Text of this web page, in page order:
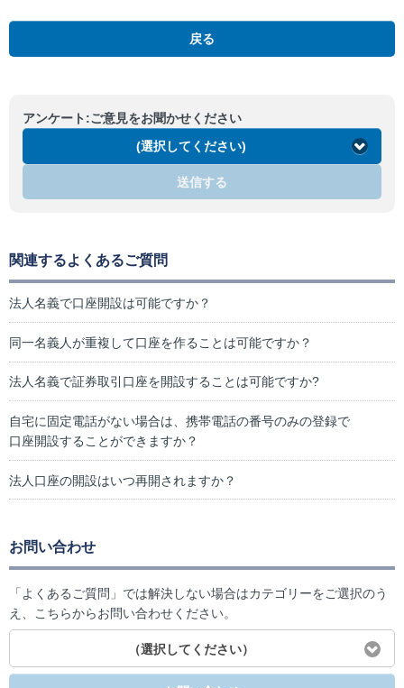
戻る
アンケート:ご意見をお聞かせください
(選択してください)
送信する
関連するよくあるご質問
法人名義で口座開設は可能ですか？
同一名義人が重複して口座を作ることは可能ですか？
法人名義で証券取引口座を開設することは可能ですか?
自宅に固定電話がない場合は、携帯電話の番号のみの登録で
口座開設することができますか？
法人口座の開設はいつ再開されますか？
お問い合わせ
「よくあるご質問」では解決しない場合はカテゴリーをご選択のう
え、こちらからお問い合わせください。
（選択してください）